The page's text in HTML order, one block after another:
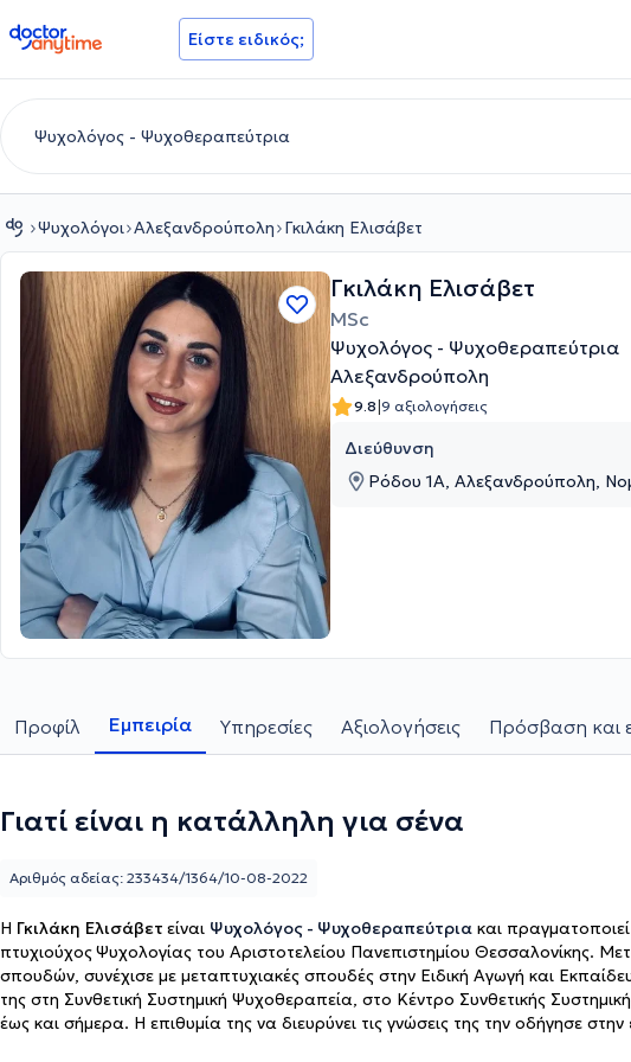
doctoranytime Είστε ειδικός;
Ψυχολόγοι Αλεξανδρούπολη Γκιλάκη Ελισάβετ
Γκιλάκη Ελισάβετ
MSc
Ψυχολόγος - Ψυχοθεραπεύτρια
Αλεξανδρούπολη
9.8|9 αξιολογήσεις
Διεύθυνση
Ρόδου 1Α, Αλεξανδρούπολη,
Προφίλ Εμπειρία Υπηρεσίες Αξιολογήσεις Πρόσβαση και
Γιατί είναι η κατάλληλη για σένα
Η Γκιλάκη Ελισάβετ είναι Ψυχολόγος - Ψυχοθεραπεύτρια και
πτυχιούχοςΨυχολογίας του Αριστοτελείου Πανεπιστημίου Θεσσαλονίκης.
σπουδών, συνέχισε με μεταπτυχιακές σπουδές στην Ειδική Αγωγή και
της στη Συνθετική Συστημική Ψυχοθεραπεία, στο Κέντρο Συνθετικής
έως και σήμερα. Η επιθυμία της να διευρύνει τις γνώσεις της την οδήγησε στην
Αριθμός αδείας: 233434/1364/10-08-2022